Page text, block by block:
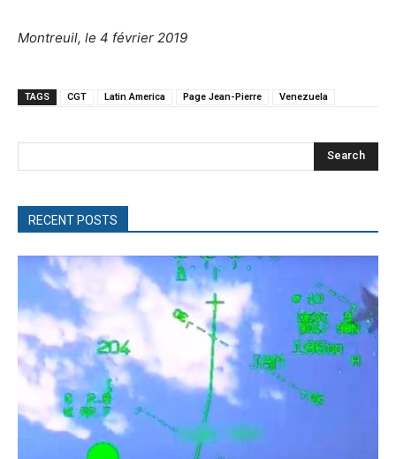
Montreuil, le 4 février 2019
TAGS CGT Latin America Page Jean-Pierre Venezuela
Search
RECENT POSTS